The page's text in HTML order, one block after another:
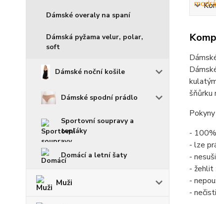
Dámské overaly na spaní
Dámská pyžama velur, polar,
soft
Dámské noční košile
Dámské spodní prádlo
Sportovní soupravy a
tepláky
Domácí a letní šaty
Muži
šňůrku
-
- lze
-
- žehlit
-
-